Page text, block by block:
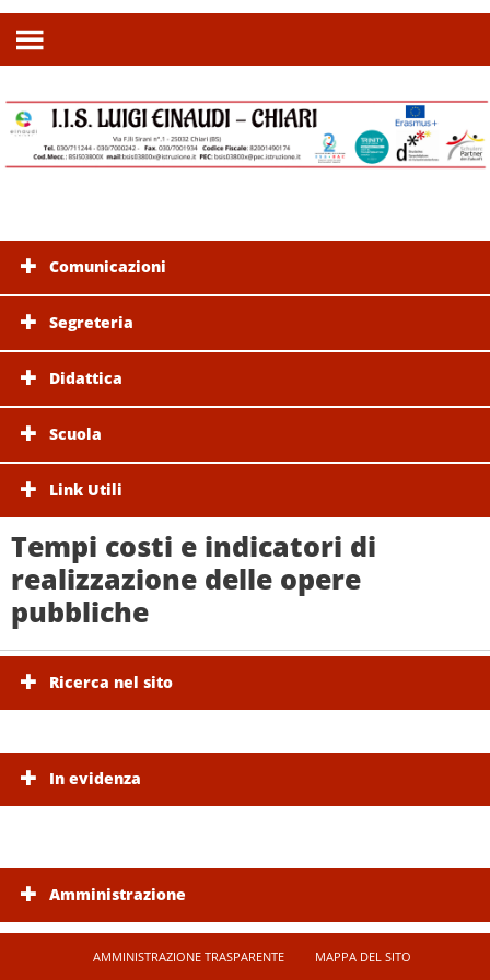
Comunicazioni
Segreteria
Didattica
Scuola
Link Utili
Tempi costi e indicatori di
realizzazione delle opere
pubbliche
Ricerca nel sito
In evidenza
Amministrazione
AMMINISTRAZIONE TRASPARENTE MAPPA DEL SITO